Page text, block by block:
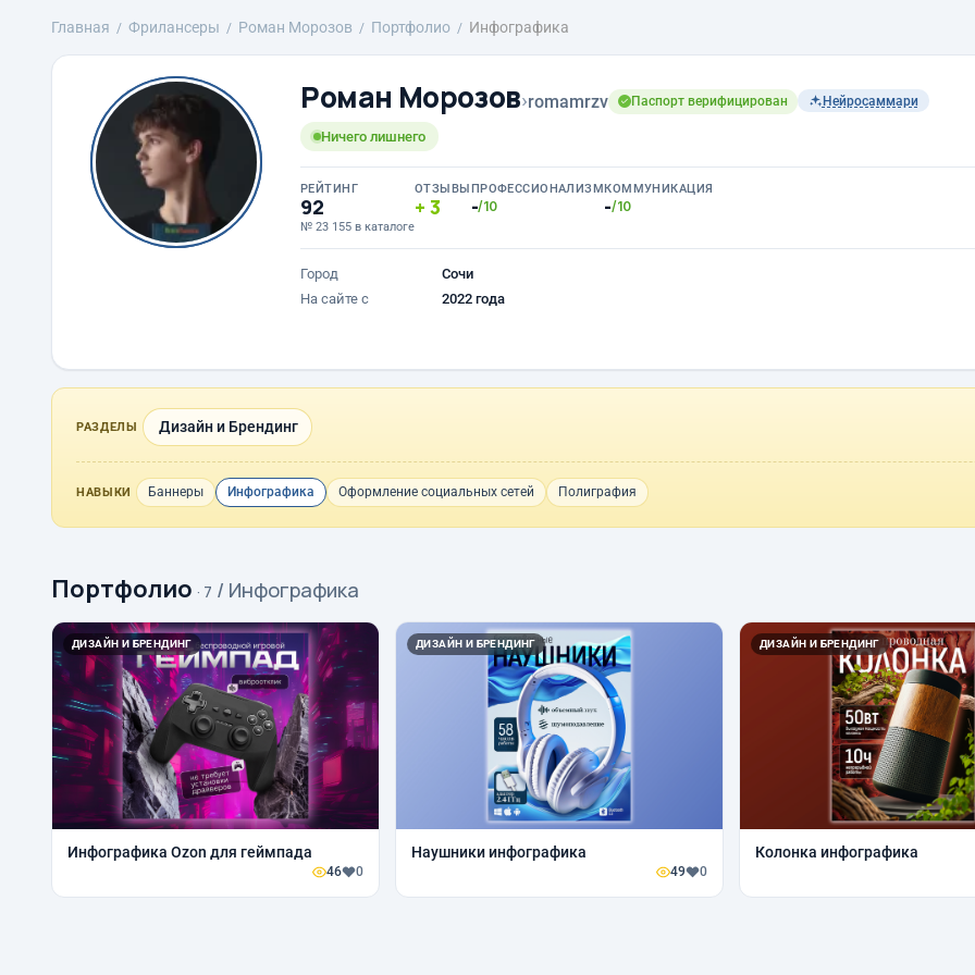
Главная Фрилансеры Роман Морозов Портфолио Инфографика
Роман Морозов›romamrzv Паспорт верифицирован Нейросаммари
Ничего лишнего
РЕЙТИНГ
92
№ 23 155 в каталоге
ОТЗЫВЫ
3
ПРОФЕССИОНАЛИЗМ
-/10
КОММУНИКАЦИЯ
-/10
Город
Сочи
На сайте с
2022 года
РАЗДЕЛЫ Дизайн и Брендинг
НАВЫКИ Баннеры Инфографика Оформление социальных сетей Полиграфия
Портфолио · 7 / Инфографика
ДИЗАЙН И БРЕНДИНГ
Инфографика Ozon для геймпада
46 0
ДИЗАЙН И БРЕНДИНГ
Наушники инфографика
49 0
ДИЗАЙН И БРЕНДИНГ
Колонка инфографика